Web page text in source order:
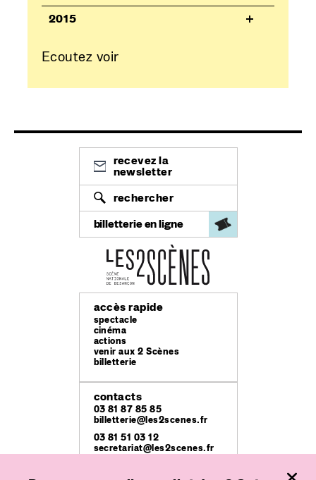
2015
Ecoutez voir
recevez la
newsletter
rechercher
billetterie en ligne
accès rapide
spectacle
cinéma
actions
venir aux 2 Scènes
billetterie
contacts
03 81 87 85 85
billetterie@les2scenes.fr
03 81 51 03 12
secretariat@les2scenes.fr